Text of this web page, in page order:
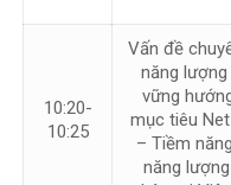
10:20-
10:25
Vấn đề
năng lượng
vững
mục tiêu
– Tiềm
năng